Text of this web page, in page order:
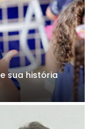
sua história